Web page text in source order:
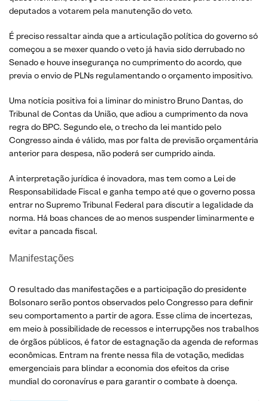
deputados a votarem pela manutenção do veto.
É preciso ressaltar ainda que a articulação política do governo só
começou a se mexer quando o veto já havia sido derrubado no
Senado e houve insegurança no cumprimento do acordo, que
previa o envio de PLNs regulamentando o orçamento impositivo.
Uma notícia positiva foi a liminar do ministro Bruno Dantas, do
Tribunal de Contas da União, que adiou a cumprimento da nova
regra do BPC. Segundo ele, o trecho da lei mantido pelo
Congresso ainda é válido, mas por falta de previsão orçamentária
anterior para despesa, não poderá ser cumprido ainda.
A interpretação jurídica é inovadora, mas tem como a Lei de
Responsabilidade Fiscal e ganha tempo até que o governo possa
entrar no Supremo Tribunal Federal para discutir a legalidade da
norma. Há boas chances de ao menos suspender liminarmente e
evitar a pancada fiscal.
Manifestações
O resultado das manifestações e a participação do presidente
Bolsonaro serão pontos observados pelo Congresso para definir
seu comportamento a partir de agora. Esse clima de incertezas,
em meio à possibilidade de recessos e interrupções nos trabalhos
de órgãos públicos, é fator de estagnação da agenda de reformas
econômicas. Entram na frente nessa fila de votação, medidas
emergenciais para blindar a economia dos efeitos da crise
mundial do coronavírus e para garantir o combate à doença.